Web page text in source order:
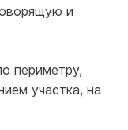
и
периметру,
участка, на